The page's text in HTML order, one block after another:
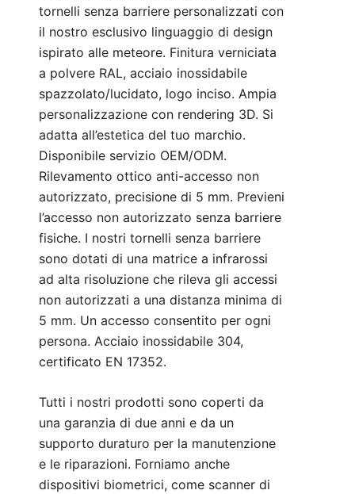
tornelli senza barriere personalizzati con
il nostro esclusivo linguaggio di design
ispirato alle meteore. Finitura verniciata
a polvere RAL, acciaio inossidabile
spazzolato/lucidato, logo inciso. Ampia
personalizzazione con rendering 3D. Si
adatta all’estetica del tuo marchio.
Disponibile servizio OEM/ODM.
Rilevamento ottico anti-accesso non
autorizzato, precisione di 5 mm. Previeni
l’accesso non autorizzato senza barriere
fisiche. I nostri tornelli senza barriere
sono dotati di una matrice a infrarossi
ad alta risoluzione che rileva gli accessi
non autorizzati a una distanza minima di
5 mm. Un accesso consentito per ogni
persona. Acciaio inossidabile 304,
certificato EN 17352.
Tutti i nostri prodotti sono coperti da
una garanzia di due anni e da un
supporto duraturo per la manutenzione
e le riparazioni. Forniamo anche
dispositivi biometrici, come scanner di